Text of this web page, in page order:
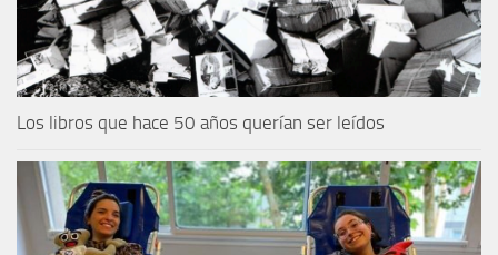
Los libros que hace 50 años querían ser leídos